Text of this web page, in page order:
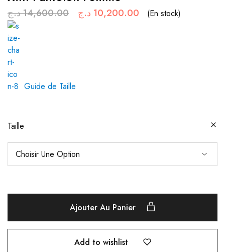
14,600.00د.ج 10,200.00 د.ج (En stock)
Guide de Taille
Taille
Ajouter Au Panier
Add to wishlist